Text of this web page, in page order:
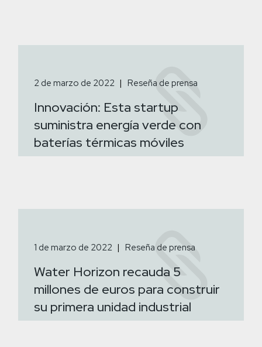
2 de marzo de 2022 Reseña de prensa
Innovación: Esta startup
suministra energía verde con
baterías térmicas móviles
1 de marzo de 2022 Reseña de prensa
Water Horizon recauda 5
millones de euros para construir
su primera unidad industrial